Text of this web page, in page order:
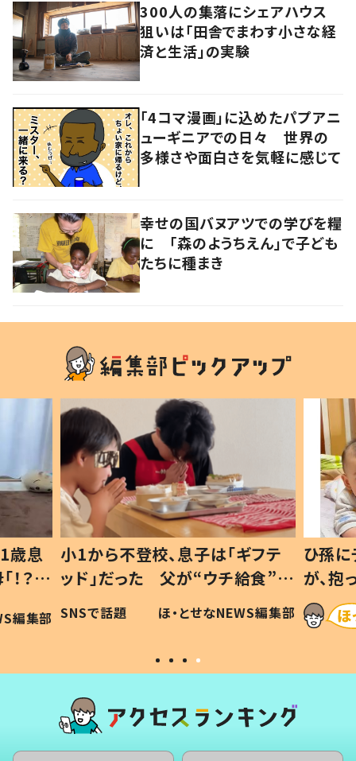
300人の集落にシェアハウス
狙いは「田舎でまわす小さな経
済と生活」の実験
「4コマ漫画」に込めたパプアニ
ューギニアでの日々 世界の
多様さや面白さを気軽に感じて
幸せの国バヌアツでの学びを糧
に 「森のようちえん」で子ども
たちに種まき
歳息
？」
編集部
小1から不登校、息子は「ギフテ
ッド」だった 父が“ウチ給食”を
作り続ける理由とは #令和の親
#令和の子
SNSで話題 ほ・とせなNEWS編集部
ひ孫
が、
「涙が
い」